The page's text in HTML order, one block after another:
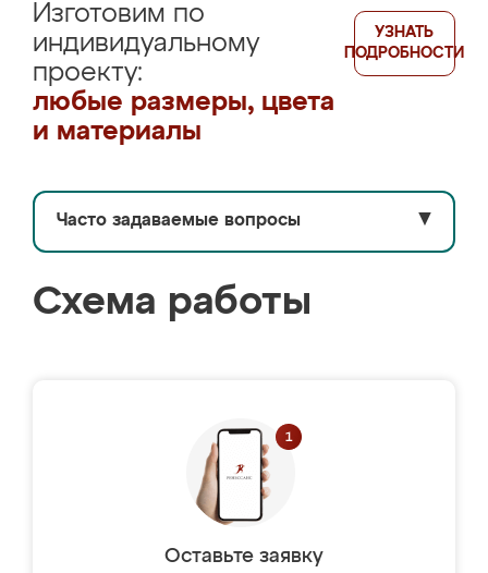
Изготовим по
индивидуальному
проекту:
любые размеры, цвета
и материалы
УЗНАТЬ
ПОДРОБНОСТИ
Часто задаваемые вопросы ▼
Схема работы
Оставьте заявку